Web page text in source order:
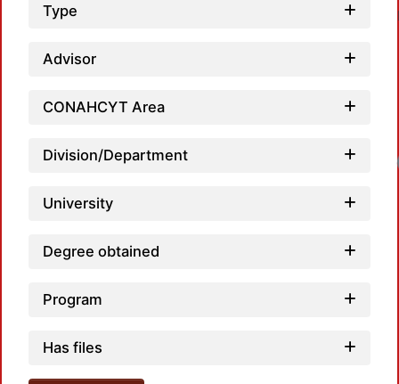
Type
Advisor
CONAHCYT Area
Division/Department
University
Degree obtained
Program
Has files